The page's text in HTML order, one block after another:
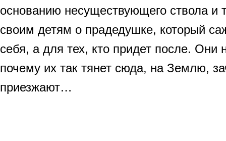
основанию несуществующего ствола и
своим детям о прадедушке, который
себя, а для тех, кто придет после. Они
почему их так тянет сюда, на Землю,
приезжают…